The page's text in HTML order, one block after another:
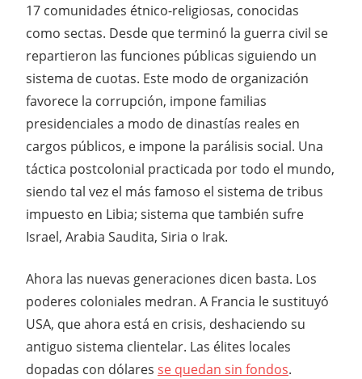
17 comunidades étnico-religiosas, conocidas
como sectas. Desde que terminó la guerra civil ‎se
repartieron las funciones públicas siguiendo un
sistema de cuotas. Este modo de organización
‎favorece la corrupción, impone familias
presidenciales a modo de dinastías reales en
cargos públicos, e impone la parálisis social. Una
táctica postcolonial practicada por todo el mundo,
siendo tal vez el más famoso el sistema de tribus
impuesto en Libia; sistema que también sufre
Israel, Arabia Saudita, Siria o Irak.
Ahora las nuevas generaciones dicen basta. Los
poderes coloniales medran. A Francia le sustituyó
USA, que ahora está en crisis, deshaciendo su
antiguo sistema clientelar. Las élites locales
dopadas con dólares se quedan sin fondos.